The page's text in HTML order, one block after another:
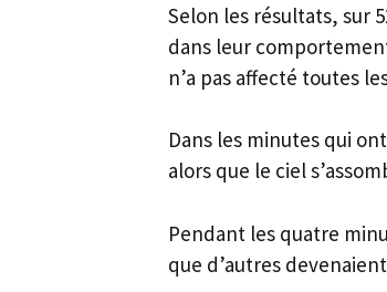
Selon les résultats, sur
dans leur
n’a pas affecté toutes
Dans les minutes qui
alors que le ciel
Pendant les quatre
que d’autres